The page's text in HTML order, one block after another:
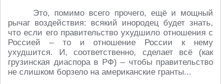
Это, помимо всего прочего, ещё и мощный
рычаг воздействия: всякий инородец будет знать,
что если его правительство ухудшило отношения с
Россией – то и отношение России к нему
ухудшится. И, соответственно, сделает всё (как
грузинская диаспора в РФ) – чтобы правительство
не слишком борзело на американские гранты...